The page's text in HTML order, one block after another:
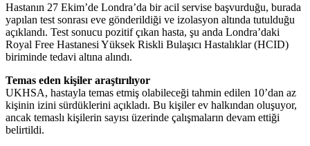
Hastanın 27 Ekim’de Londra’da bir acil servise başvurduğu, burada
yapılan test sonrası eve gönderildiği ve izolasyon altında tutulduğu
açıklandı. Test sonucu pozitif çıkan hasta, şu anda Londra’daki
Royal Free Hastanesi Yüksek Riskli Bulaşıcı Hastalıklar (HCID)
biriminde tedavi altına alındı.
Temas eden kişiler araştırılıyor
UKHSA, hastayla temas etmiş olabileceği tahmin edilen 10’dan az
kişinin izini sürdüklerini açıkladı. Bu kişiler ev halkından oluşuyor,
ancak temaslı kişilerin sayısı üzerinde çalışmaların devam ettiği
belirtildi.